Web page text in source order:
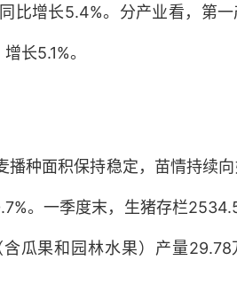
比增长5.4%。分产业看，第
亿元，增长5.1%。
种面积保持稳定，苗情持续
。一季度末，生猪存栏
瓜果和园林水果）产量29.78